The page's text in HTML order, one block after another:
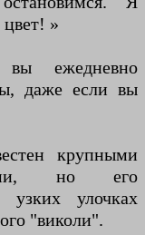
»
ежедневно
даже если вы
крупными
но его
узких улочках
"виколи".